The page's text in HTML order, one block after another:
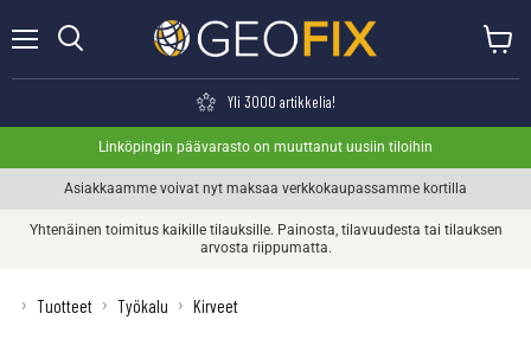
Yli 3000 artikkelia!
Linköpingin päävarasto on muuttanut uusiin tiloihin
Asiakkaamme voivat nyt maksaa verkkokaupassamme kortilla
Yhtenäinen toimitus kaikille tilauksille. Painosta, tilavuudesta tai tilauksen
arvosta riippumatta.
› Tuotteet › Työkalu › Kirveet